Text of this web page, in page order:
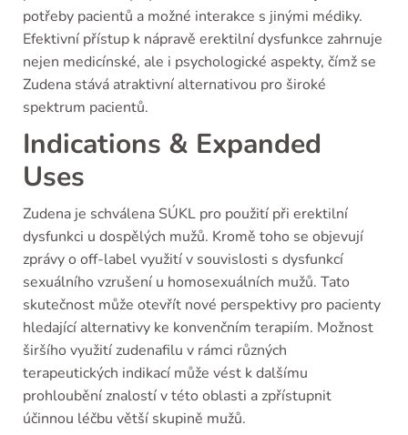
potřeby pacientů a možné interakce s jinými médiky.
Efektivní přístup k nápravě erektilní dysfunkce zahrnuje
nejen medicínské, ale i psychologické aspekty, čímž se
Zudena stává atraktivní alternativou pro široké
spektrum pacientů.
Indications & Expanded
Uses
Zudena je schválena SÚKL pro použití při erektilní
dysfunkci u dospělých mužů. Kromě toho se objevují
zprávy o off-label využití v souvislosti s dysfunkcí
sexuálního vzrušení u homosexuálních mužů. Tato
skutečnost může otevřít nové perspektivy pro pacienty
hledající alternativy ke konvenčním terapiím. Možnost
širšího využití zudenafilu v rámci různých
terapeutických indikací může vést k dalšímu
prohloubění znalostí v této oblasti a zpřístupnit
účinnou léčbu větší skupině mužů.